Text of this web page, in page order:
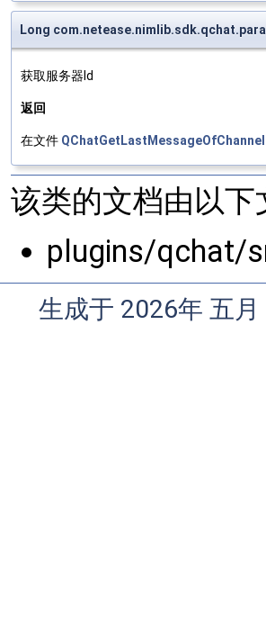
Long
获取服务器Id
返回
在文件
该类的文档由以下
plugins/qchat/
生成于 2026年 五